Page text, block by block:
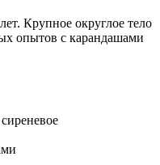
Крупное округлое тело
опытов с карандашами